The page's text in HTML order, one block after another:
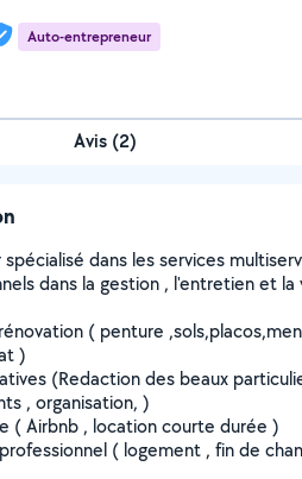
Auto-entrepreneur
Avis (2)
spécialisé dans les services
dans la gestion , l'entretien et la
( penture
)
(Redaction des beaux
, organisation, )
( Airbnb , location courte durée )
( logement , fin de